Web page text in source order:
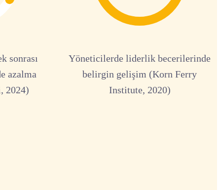
sonrası
azalma
2024)
Yöneticilerde liderlik becerilerinde
belirgin gelişim (Korn Ferry
Institute, 2020)